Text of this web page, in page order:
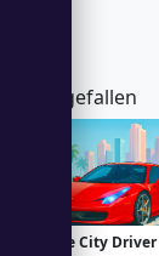
auch gefallen
Vice City Driver